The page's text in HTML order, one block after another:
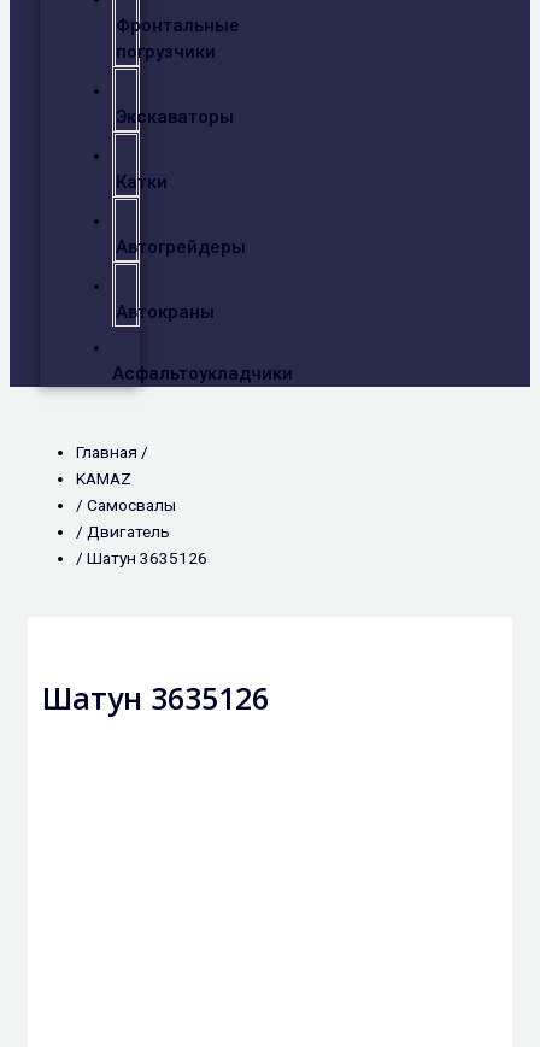
Фронтальные
погрузчики
Экскаваторы
Катки
Автогрейдеры
Автокраны
Асфальтоукладчики
Главная /
KAMAZ
/ Самосвалы
/ Двигатель
/ Шатун 3635126
Шатун 3635126